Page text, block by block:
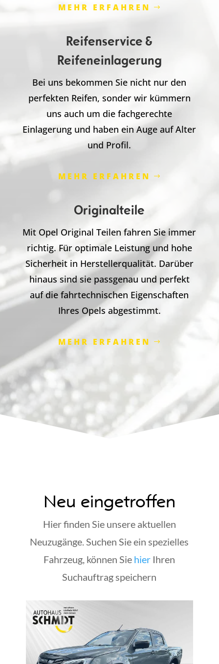
MEHR ERFAHREN
Reifenservice &
Reifeneinlagerung
Bei uns bekommen Sie nicht nur den
perfekten Reifen, sonder wir kümmern
uns auch um die fachgerechte
Einlagerung und haben ein Auge auf Alter
und Profil.
MEHR ERFAHREN
Originalteile
Mit Opel Original Teilen fahren Sie immer
richtig. Für optimale Leistung und hohe
Sicherheit in Herstellerqualität. Darüber
hinaus sind sie passgenau und perfekt
auf die fahrtechnischen Eigenschaften
Ihres Opels abgestimmt.
MEHR ERFAHREN
Neu eingetroffen
Hier finden Sie unsere aktuellen
Neuzugänge. Suchen Sie ein spezielles
Fahrzeug, können Sie hier Ihren
Suchauftrag speichern